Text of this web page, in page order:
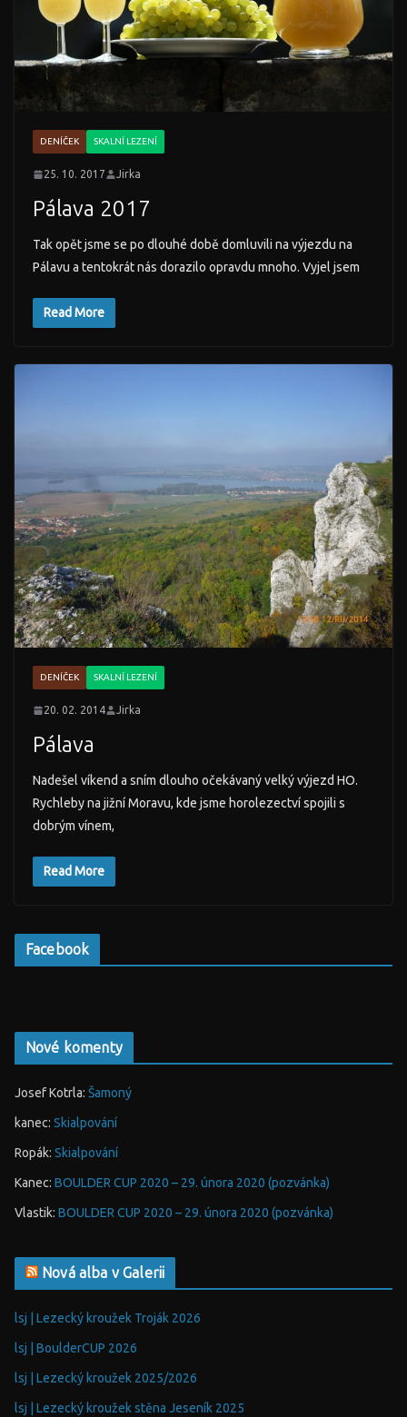
DENÍČEK SKALNÍ LEZENÍ
25. 10. 2017 Jirka
Pálava 2017
Tak opět jsme se po dlouhé době domluvili na výjezdu na
Pálavu a tentokrát nás dorazilo opravdu mnoho. Vyjel jsem
Read More
DENÍČEK SKALNÍ LEZENÍ
20. 02. 2014 Jirka
Pálava
Nadešel víkend a sním dlouho očekávaný velký výjezd HO.
Rychleby na jižní Moravu, kde jsme horolezectví spojili s
dobrým vínem,
Read More
Facebook
Nové komenty
Josef Kotrla: Šamoný
kanec: Skialpování
Ropák: Skialpování
Kanec: BOULDER CUP 2020 – 29. února 2020 (pozvánka)
Vlastik: BOULDER CUP 2020 – 29. února 2020 (pozvánka)
Nová alba v Galerii
lsj | Lezecký kroužek Troják 2026
lsj | BoulderCUP 2026
lsj | Lezecký kroužek 2025/2026
lsj | Lezecký kroužek stěna Jeseník 2025